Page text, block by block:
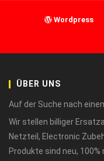
Wordpress
ÜBER UNS
Auf der Suche nach
Wir stellen billiger
Netzteil, Electronic
Produkte sind neu,